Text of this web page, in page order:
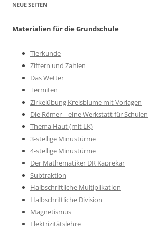
NEUE SEITEN
Materialien für die Grundschule
Tierkunde
Ziffern und Zahlen
Das Wetter
Termiten
Zirkelübung Kreisblume mit Vorlagen
Die Römer – eine Werkstatt für Schulen
Thema Haut (mit LK)
3-stellige Minustürme
4-stellige Minustürme
Der Mathematiker DR Kaprekar
Subtraktion
Halbschriftliche Multiplikation
Halbschriftliche Division
Magnetismus
Elektrizitätslehre